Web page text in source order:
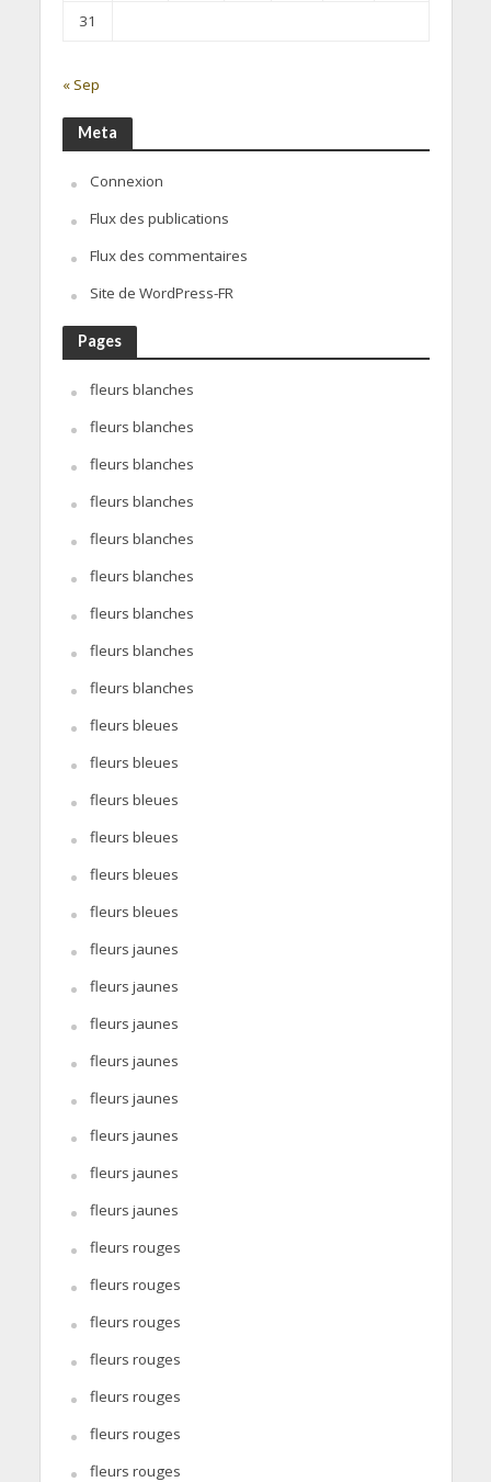
31
« Sep
Meta
Connexion
Flux des publications
Flux des commentaires
Site de WordPress-FR
Pages
fleurs blanches
fleurs blanches
fleurs blanches
fleurs blanches
fleurs blanches
fleurs blanches
fleurs blanches
fleurs blanches
fleurs blanches
fleurs bleues
fleurs bleues
fleurs bleues
fleurs bleues
fleurs bleues
fleurs bleues
fleurs jaunes
fleurs jaunes
fleurs jaunes
fleurs jaunes
fleurs jaunes
fleurs jaunes
fleurs jaunes
fleurs jaunes
fleurs rouges
fleurs rouges
fleurs rouges
fleurs rouges
fleurs rouges
fleurs rouges
fleurs rouges